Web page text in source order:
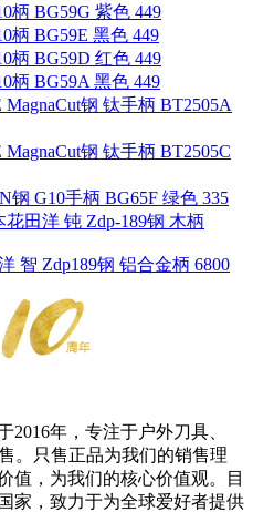
柄 BG59G 紫色 449
柄 BG59E 黑色 449
柄 BG59D 红色 449
柄 BG59A 黑色 449
钢 钛手柄 BT2505A
钢 钛手柄 BT2505C
钢 G10手柄 BG65F 绿色 335
花田洋 钝 Zdp-189钢 木柄
智 Zdp189钢 铝合金柄 6800
年，专注于户外刀具、
。只售正品为我们的销售理
值，为我们的核心价值观。目
家，致力于为全球爱好者提供